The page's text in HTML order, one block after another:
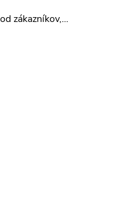
zákazníkov,…